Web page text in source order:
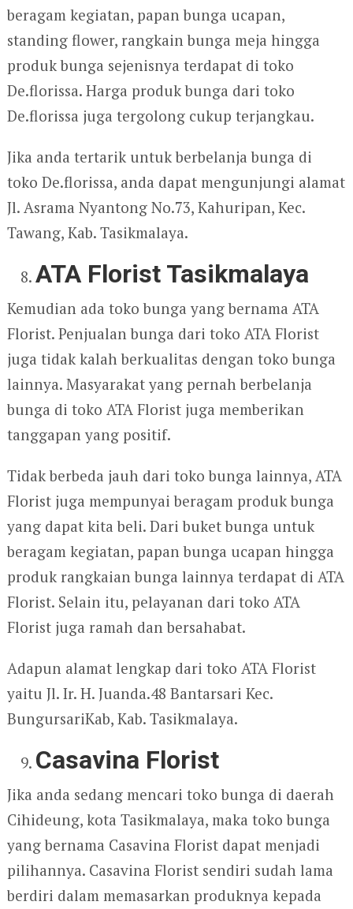
beragam kegiatan, papan bunga ucapan,
standing flower, rangkain bunga meja hingga
produk bunga sejenisnya terdapat di toko
De.florissa. Harga produk bunga dari toko
De.florissa juga tergolong cukup terjangkau.
Jika anda tertarik untuk berbelanja bunga di
toko De.florissa, anda dapat mengunjungi alamat
Jl. Asrama Nyantong No.73, Kahuripan, Kec.
Tawang, Kab. Tasikmalaya.
ATA Florist Tasikmalaya
Kemudian ada toko bunga yang bernama ATA
Florist. Penjualan bunga dari toko ATA Florist
juga tidak kalah berkualitas dengan toko bunga
lainnya. Masyarakat yang pernah berbelanja
bunga di toko ATA Florist juga memberikan
tanggapan yang positif.
Tidak berbeda jauh dari toko bunga lainnya, ATA
Florist juga mempunyai beragam produk bunga
yang dapat kita beli. Dari buket bunga untuk
beragam kegiatan, papan bunga ucapan hingga
produk rangkaian bunga lainnya terdapat di ATA
Florist. Selain itu, pelayanan dari toko ATA
Florist juga ramah dan bersahabat.
Adapun alamat lengkap dari toko ATA Florist
yaitu Jl. Ir. H. Juanda.48 Bantarsari Kec.
BungursariKab, Kab. Tasikmalaya.
Casavina Florist
Jika anda sedang mencari toko bunga di daerah
Cihideung, kota Tasikmalaya, maka toko bunga
yang bernama Casavina Florist dapat menjadi
pilihannya. Casavina Florist sendiri sudah lama
berdiri dalam memasarkan produknya kepada